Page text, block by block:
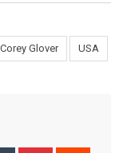
Glover USA